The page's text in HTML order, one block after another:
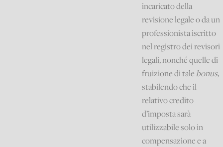
incaricato della
revisione legale o da un
professionista iscritto
nel registro dei revisori
legali, nonché quelle di
fruizione di tale bonus,
stabilendo che il
relativo credito
d’imposta sarà
utilizzabile solo in
compensazione e a